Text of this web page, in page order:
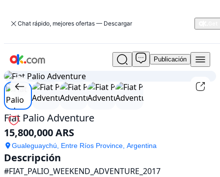
Chat rápido, mejores ofertas — Descargar
Usado
Fiat
Palio
Adventure
En
venta
15,800,000
ARS
Publicación
1/5
Fiat Palio Adventure
15,800,000 ARS
Gualeguaychú, Entre Ríos Province, Argentina
Descripción
#FIAT_PALIO_WEEKEND_ADVENTURE_2017